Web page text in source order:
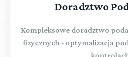
Doradztwo
Kompleksowe doradztwo
fizycznych - optymalizacja